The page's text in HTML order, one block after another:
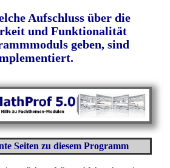
Aufschluss über die
und Funktionalität
geben, sind
Seiten zu diesem Programm